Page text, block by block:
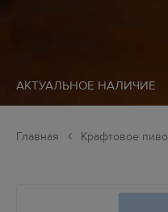
АКТУАЛЬНОЕ НАЛИЧИЕ
Главная Крафтовое пиво